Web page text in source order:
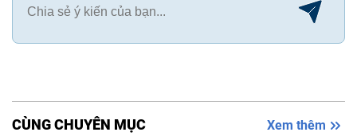
CÙNG CHUYÊN MỤC Xem thêm